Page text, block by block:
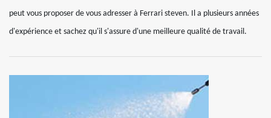
peut vous proposer de vous adresser à Ferrari steven. Il a plusieurs années
d'expérience et sachez qu'il s'assure d'une meilleure qualité de travail.